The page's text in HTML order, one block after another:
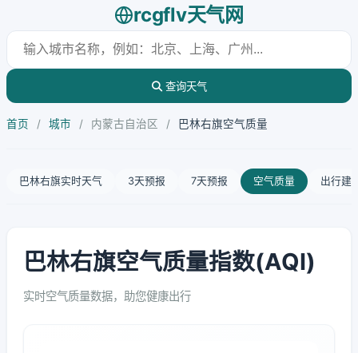
rcgflv天气网
查询天气
首页 / 城市 / 内蒙古自治区 / 巴林右旗空气质量
巴林右旗实时天气 3天预报 7天预报 空气质量 出行建
巴林右旗空气质量指数(AQI)
实时空气质量数据，助您健康出行